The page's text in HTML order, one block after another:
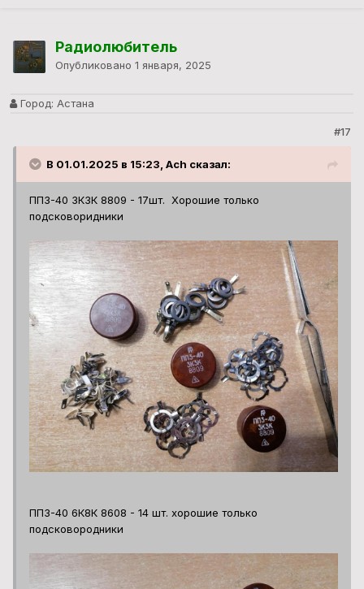
Радиолюбитель
Опубликовано 1 января, 2025
Город: Астана
#17
В 01.01.2025 в 15:23, Ach сказал:
ПП3-40 3К3К 8809 - 17шт. Хорошие только
подсковоридники
ПП3-40 6К8К 8608 - 14 шт. хорошие только
подсковородники